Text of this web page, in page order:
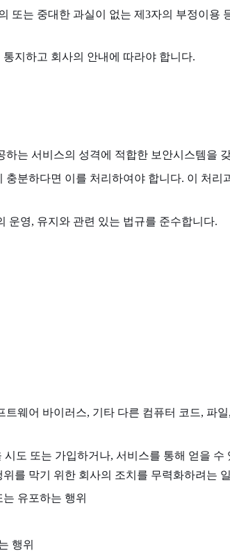
는 중대한 과실이 없는 제3자의 부정이용
지하고 회사의 안내에 따라야 합니다.
는 서비스의 성격에 적합한 보안시스템을
분하다면 이를 처리하여야 합니다. 이 처리
운영, 유지와 관련 있는 법규를 준수합니다.
웨어 바이러스, 기타 다른 컴퓨터 코드, 파
도 또는 가입하거나, 서비스를 통해 얻을 수
를 막기 위한 회사의 조치를 무력화하려는
유포하는 행위
행위